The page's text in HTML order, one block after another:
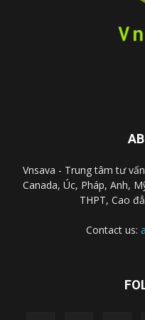
Vnsava - Trung tâm tư
Canada, Úc, Pháp, Anh,
THPT, Cao
Contact us: